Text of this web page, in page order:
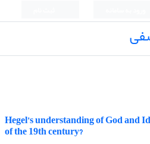
Hegel’s understanding of God and
of the 19th century?